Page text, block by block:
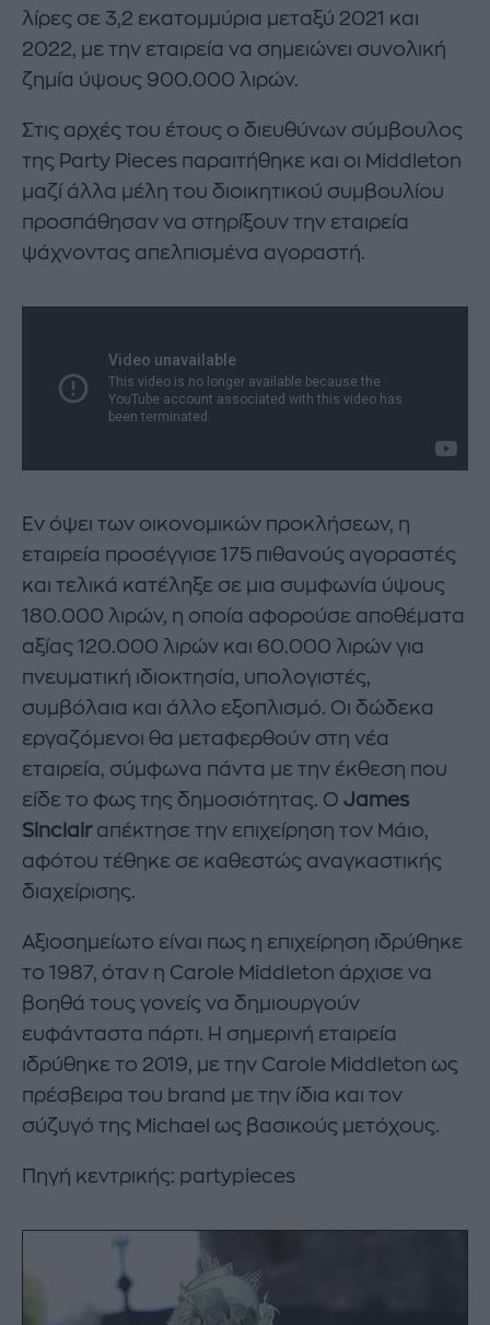
λίρες σε 3,2 εκατομμύρια μεταξύ 2021 και
2022, με την εταιρεία να σημειώνει συνολική
ζημία ύψους 900.000 λιρών.
Στις αρχές του έτους ο διευθύνων σύμβουλος
της Party Pieces παραιτήθηκε και οι Middleton
μαζί άλλα μέλη του διοικητικού συμβουλίου
προσπάθησαν να στηρίξουν την εταιρεία
ψάχνοντας απελπισμένα αγοραστή.
Εν όψει των οικονομικών προκλήσεων, η
εταιρεία προσέγγισε 175 πιθανούς αγοραστές
και τελικά κατέληξε σε μια συμφωνία ύψους
180.000 λιρών, η οποία αφορούσε αποθέματα
αξίας 120.000 λιρών και 60.000 λιρών για
πνευματική ιδιοκτησία, υπολογιστές,
συμβόλαια και άλλο εξοπλισμό. Οι δώδεκα
εργαζόμενοι θα μεταφερθούν στη νέα
εταιρεία, σύμφωνα πάντα με την έκθεση που
είδε το φως της δημοσιότητας. Ο James
Sinclairαπέκτησε την επιχείρηση τον Μάιο,
αφότου τέθηκε σε καθεστώς αναγκαστικής
διαχείρισης.
Αξιοσημείωτο είναι πως η επιχείρηση ιδρύθηκε
το 1987, όταν η Carole Middleton άρχισε να
βοηθά τους γονείς να δημιουργούν
ευφάνταστα πάρτι. Η σημερινή εταιρεία
ιδρύθηκε το 2019, με την Carole Middleton ως
πρέσβειρα του brand με την ίδια και τον
σύζυγό της Michael ως βασικούς μετόχους.
Πηγή κεντρικής: partypieces